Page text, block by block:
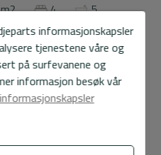
4 5
soverom, omkledningsrom,
informasjonskapsler
tjenestene våre og
på surfevanene og
informasjon besøk vår